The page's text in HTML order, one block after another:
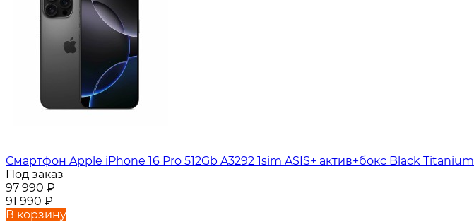
Смартфон Apple iPhone 16 Pro 512Gb A3292 1sim ASIS+ актив+бокс Black Titanium
Под заказ
97 990 ₽
91 990 ₽
В корзину